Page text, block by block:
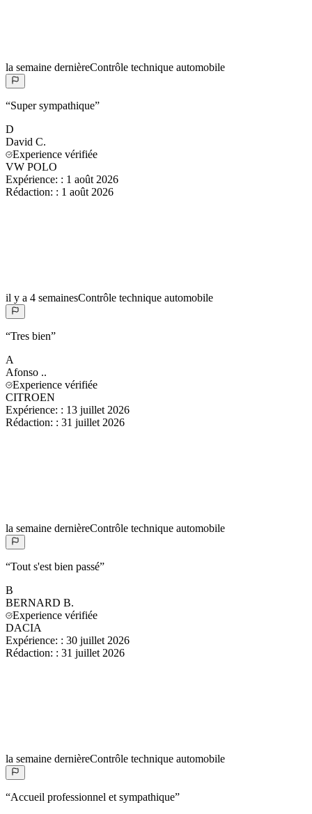
la semaine dernièreContrôle technique automobile
“Super sympathique”
D
David C.
Experience vérifiée
VW POLO
Expérience: : 1 août 2026
Rédaction: : 1 août 2026
il y a 4 semainesContrôle technique automobile
“Tres bien”
A
Afonso ..
Experience vérifiée
CITROEN
Expérience: : 13 juillet 2026
Rédaction: : 31 juillet 2026
la semaine dernièreContrôle technique automobile
“Tout s'est bien passé”
B
BERNARD B.
Experience vérifiée
DACIA
Expérience: : 30 juillet 2026
Rédaction: : 31 juillet 2026
la semaine dernièreContrôle technique automobile
“Accueil professionnel et sympathique”